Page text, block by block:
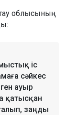
облысының
іс
сәйкес
ауыр
қатысқан
заңды